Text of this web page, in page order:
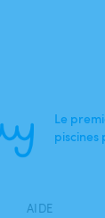
Le
piscines
AIDE